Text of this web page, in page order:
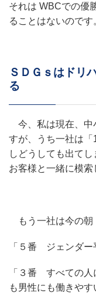
それは WBCでの優
ることはないのです
ＳＤＧｓはドリ
る
今、私は現在、中
すが、うち一社は
しどうしても出て
お客様と一緒に模索
もう一社は今の朝
「５番 ジェンダー
「３番 すべての人
も男性にも働きやす